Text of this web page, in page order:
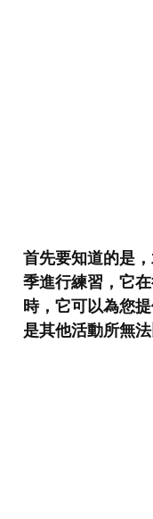
首先要知道的是
季進行練習，它
時，它可以為您
是其他活動所無法